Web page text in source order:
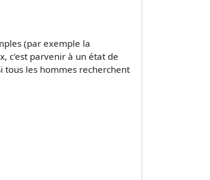
(par exemple la
c'est parvenir à un état de
tous les hommes recherchent